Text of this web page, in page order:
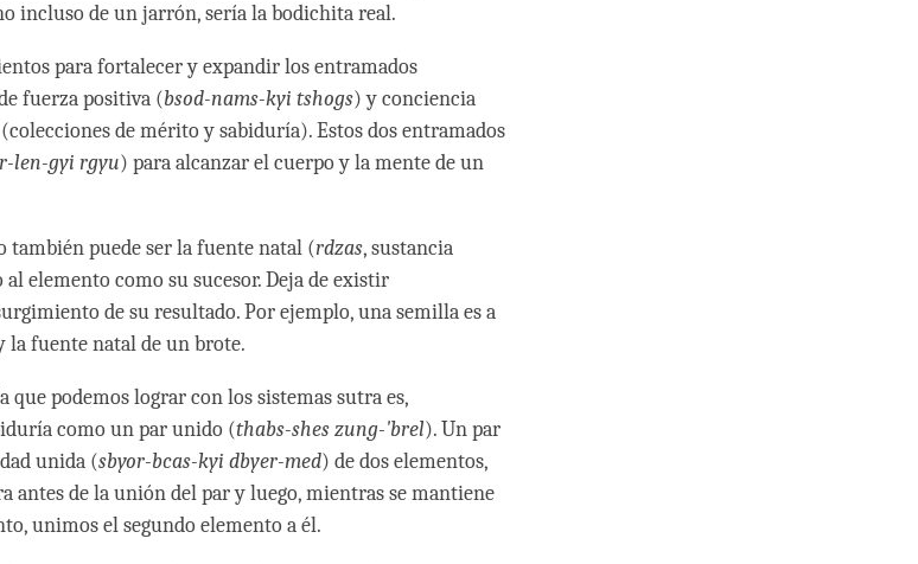
incluso de un jarrón, sería la bodichita real.
para fortalecer y expandir los entramados
fuerza positiva (bsod-nams-kyi tshogs) y conciencia
de mérito y sabiduría). Estos dos entramados
len-gyi rgyu) para alcanzar el cuerpo y la mente de un
también puede ser la fuente natal (rdzas, sustancia
elemento como su sucesor. Deja de existir
de su resultado. Por ejemplo, una semilla es a
la fuente natal de un brote.
podemos lograr con los sistemas sutra es,
como un par unido (thabs-shes zung-'brel). Un par
unida (sbyor-bcas-kyi dbyer-med) de dos elementos,
antes de la unión del par y luego, mientras se mantiene
unimos el segundo elemento a él.